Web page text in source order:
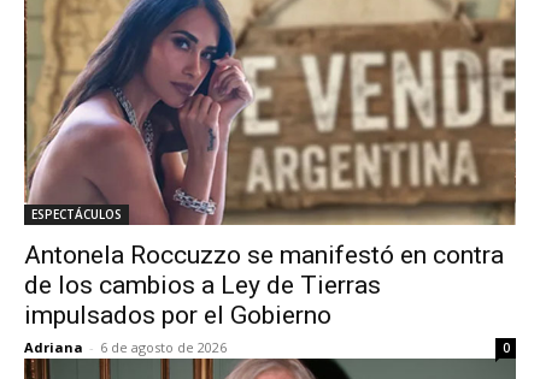
ESPECTÁCULOS
Antonela Roccuzzo se manifestó en contra
de los cambios a Ley de Tierras
impulsados por el Gobierno
Adriana - 6 de agosto de 2026 0